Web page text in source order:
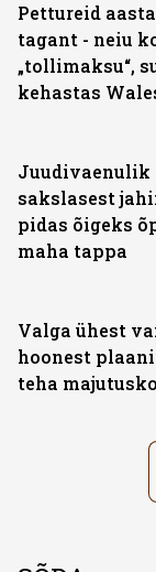
Pettureid
tagant - neiu
„tollimaksu“,
kehastas
Juudivaenulik
sakslasest
pidas õigeks
maha tappa
Valga ühest
hoonest
teha